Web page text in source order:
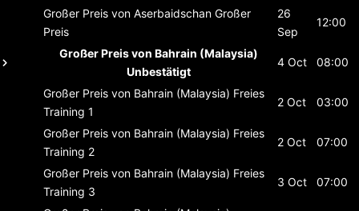
Großer Preis von Aserbaidschan Großer
Preis
26
Sep
12:00
Großer Preis von Bahrain (Malaysia)
Unbestätigt
4 Oct 08:00
Großer Preis von Bahrain (Malaysia) Freies
Training 1
2 Oct 03:00
Großer Preis von Bahrain (Malaysia) Freies
Training 2
2 Oct 07:00
Großer Preis von Bahrain (Malaysia) Freies
Training 3
3 Oct 07:00